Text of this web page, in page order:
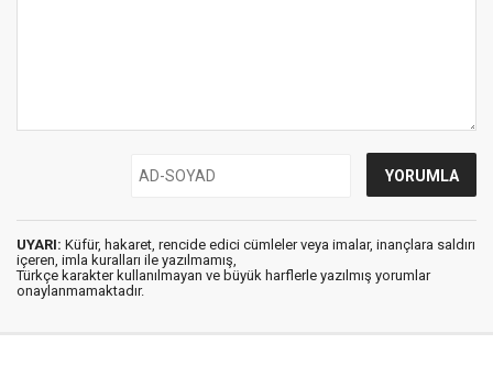
UYARI: Küfür, hakaret, rencide edici cümleler veya imalar, inançlara saldırı
içeren, imla kuralları ile yazılmamış,
Türkçe karakter kullanılmayan ve büyük harflerle yazılmış yorumlar
onaylanmamaktadır.